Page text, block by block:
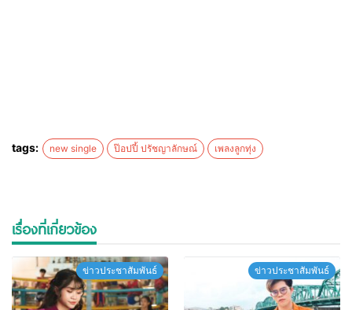
tags: new single ป๊อปปี้ ปรัชญาลักษณ์ เพลงลูกทุ่ง
เรื่องที่เกี่ยวข้อง
ข่าวประชาสัมพันธ์ ข่าวประชาสัมพันธ์